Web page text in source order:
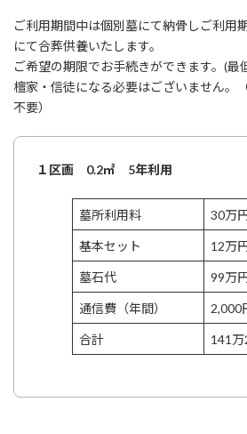
ご利用期間中は個別墓にて納骨しご利用
にて合葬供養いたします。
ご希望の期限でお手続きができます。(最
檀家・信徒になる必要はございません。
不要）
１区画 0.2㎡ 5年利用
墓所利用料 30万
基本セット 12万
墓石代 99万
通信費（年間） 2,000
合計 141